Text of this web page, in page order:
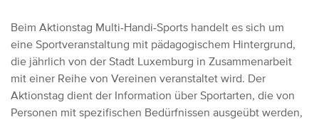
Beim Aktionstag Multi-Handi-Sports handelt es sich um
eine Sportveranstaltung mit pädagogischem Hintergrund,
die jährlich von der Stadt Luxemburg in Zusammenarbeit
mit einer Reihe von Vereinen veranstaltet wird. Der
Aktionstag dient der Information über Sportarten, die von
Personen mit spezifischen Bedürfnissen ausgeübt werden,